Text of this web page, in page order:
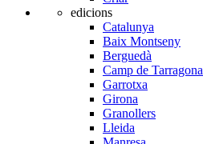
edicions
Catalunya
Baix Montseny
Berguedà
Camp de Tarragona
Garrotxa
Girona
Granollers
Lleida